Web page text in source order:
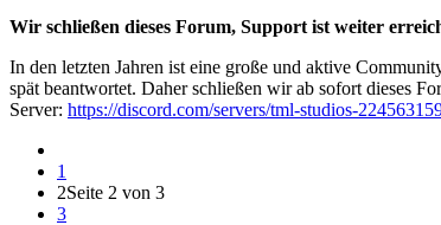
Wir schließen dieses Forum, Support ist weiter
In den letzten Jahren ist eine große und aktive
spät beantwortet. Daher schließen wir ab sofort dieses
Server: https://discord.com/servers/tml-studios-
1
2Seite 2 von 3
3